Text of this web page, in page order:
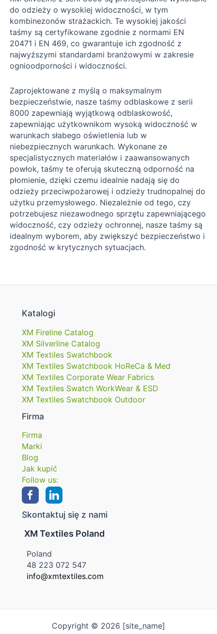
do odzieży o wysokiej widoczności, w tym
kombinezonów strażackich. Te wysokiej jakości
taśmy są certyfikowane zgodnie z normami EN
20471 i EN 469, co gwarantuje ich zgodność z
najwyższymi standardami branżowymi w zakresie
ognioodporności i widoczności.
Zaprojektowane z myślą o maksymalnym
bezpieczeństwie, nasze taśmy odblaskowe z serii
8000 zapewniają wyjątkową odblaskowość,
zapewniając użytkownikom wysoką widoczność w
warunkach słabego oświetlenia lub w
niebezpiecznych warunkach. Wykonane ze
specjalistycznych materiałów i zaawansowanych
powłok, taśmy te oferują skuteczną odporność na
płomienie, dzięki czemu idealnie nadają się do
odzieży przeciwpożarowej i odzieży trudnopalnej do
użytku przemysłowego. Niezależnie od tego, czy
potrzebujesz niezawodnego sprzętu zapewniającego
widoczność, czy odzieży ochronnej, nasze taśmy są
idealnym wyborem, aby zwiększyć bezpieczeństwo i
zgodność w krytycznych sytuacjach.
Katalogi
XM Fireline Catalog
XM Silverline Catalog
XM Textiles Swatchbook
XM Textiles Swatchbook HoReCa & Med
XM Textiles Corporate Wear Fabrics
XM Textiles Swatch WorkWear & ESD
XM Textiles Swatchbook Outdoor
Firma
Firma
Marki
Blog
Jak kupić
Follow us:
Skontaktuj się z nami
XM Textiles Poland
Poland
48 223 072 547
info@xmtextiles.com
Copyright © 2026 [site_name]